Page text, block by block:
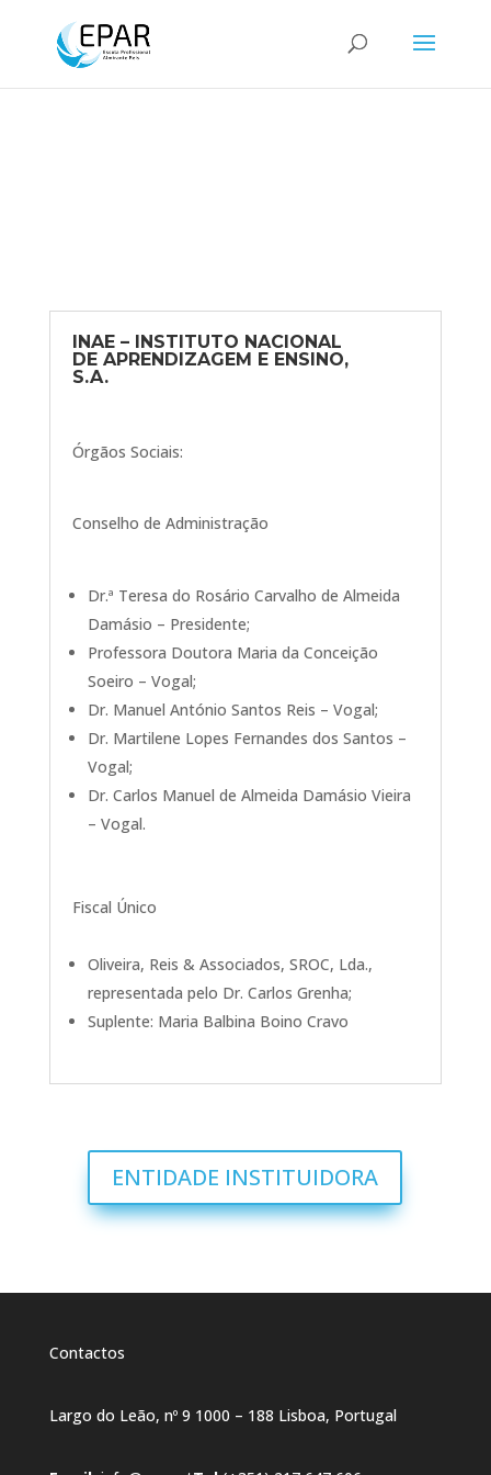
INAE – INSTITUTO NACIONAL
DE APRENDIZAGEM E ENSINO,
S.A.
Órgãos Sociais:
Conselho de Administração
Dr.ª Teresa do Rosário Carvalho de Almeida
Damásio – Presidente;
Professora Doutora Maria da Conceição
Soeiro – Vogal;
Dr. Manuel António Santos Reis – Vogal;
Dr. Martilene Lopes Fernandes dos Santos –
Vogal;
Dr. Carlos Manuel de Almeida Damásio Vieira
– Vogal.
Fiscal Único
Oliveira, Reis & Associados, SROC, Lda.,
representada pelo Dr. Carlos Grenha;
Suplente: Maria Balbina Boino Cravo
ENTIDADE INSTITUIDORA
Contactos
Largo do Leão, nº 9 1000 – 188 Lisboa, Portugal